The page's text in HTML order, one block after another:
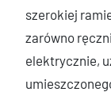
szerokiej
zarówno
elektrycznie,